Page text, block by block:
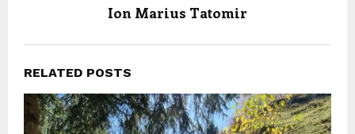
Ion Marius Tatomir
RELATED POSTS